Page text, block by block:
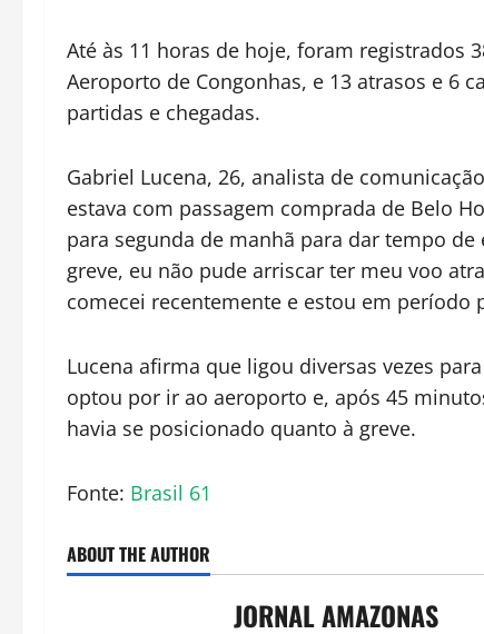
Até às 11 horas de hoje, foram registrados
Aeroporto de Congonhas, e 13 atrasos e 6
partidas e chegadas.
Gabriel Lucena, 26, analista de
estava com passagem comprada de Belo
para segunda de manhã para dar tempo
greve, eu não pude arriscar ter meu voo
comecei recentemente e estou em período
Lucena afirma que ligou diversas vezes
optou por ir ao aeroporto e, após 45
havia se posicionado quanto à greve.
Fonte: Brasil 61
ABOUT THE AUTHOR
JORNAL AMAZONAS